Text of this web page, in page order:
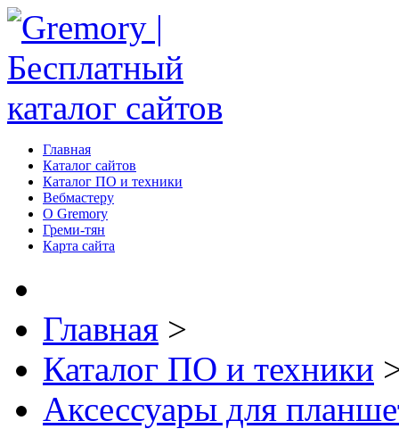
Главная
Каталог сайтов
Каталог ПО и техники
Вебмастеру
О Gremory
Греми-тян
Карта сайта
Главная >
Каталог ПО и техники
Аксессуары для